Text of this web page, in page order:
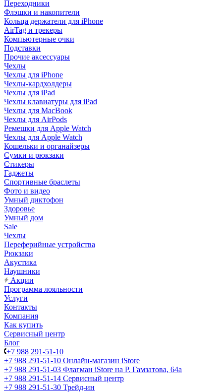
Переходники
Флэшки и накопители
Кольца держатели для iPhone
AirTag и трекеры
Компьютерные очки
Подставки
Прочие аксессуары
Чехлы
Чехлы для iPhone
Чехлы-кардхолдеры
Чехлы для iPad
Чехлы клавиатуры для iPad
Чехлы для MacBook
Чехлы для AirPods
Ремешки для Apple Watch
Чехлы для Apple Watch
Кошельки и органайзеры
Сумки и рюкзаки
Стикеры
Гаджеты
Спортивные браслеты
Фото и видео
Умный диктофон
Здоровье
Умный дом
Sale
Чехлы
Переферийные устройства
Рюкзаки
Акустика
Наушники
Акции
Программа лояльности
Услуги
Контакты
Компания
Как купить
Сервисный центр
Блог
+7 988 291-51-10
+7 988 291-51-10 Онлайн-магазин iStore
+7 988 291-51-03 Флагман iStore на Р. Гамзатова, 64а
+7 988 291-51-14 Сервисный центр
+7 988 291-51-30 Трейд-ин